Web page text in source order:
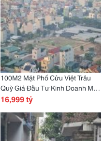
100M2 Mặt Phố Cửu Việt Trâu
Quỳ Giá Đầu Tư Kinh Doanh Mọi
Loại Hình.
16,999 tỷ